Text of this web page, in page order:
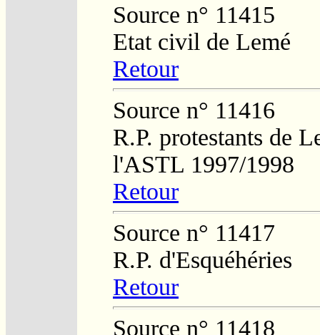
Source n° 11415
Etat civil de Lemé
Retour
Source n° 11416
R.P. protestants de
l'ASTL 1997/1998
Retour
Source n° 11417
R.P. d'Esquéhéries
Retour
Source n° 11418